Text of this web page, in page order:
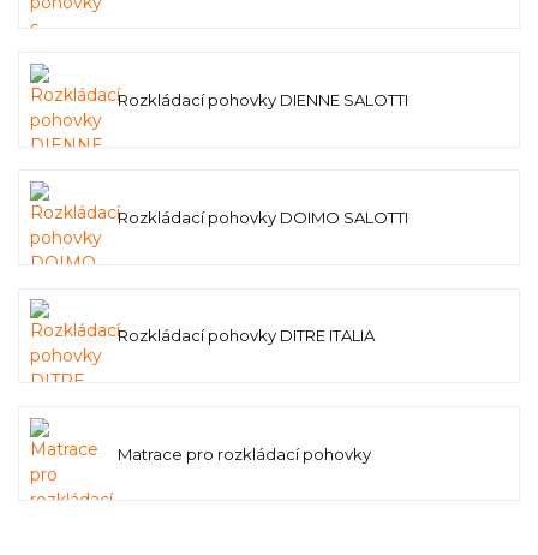
Rozkládací pohovky DIENNE SALOTTI
Rozkládací pohovky DOIMO SALOTTI
Rozkládací pohovky DITRE ITALIA
Matrace pro rozkládací pohovky